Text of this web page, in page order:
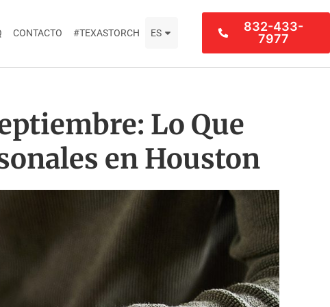
CONTACTO #TEXASTORCH ES
832-433-
7977
Lo Que
en Houston